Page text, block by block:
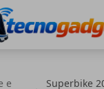
e
Superbike